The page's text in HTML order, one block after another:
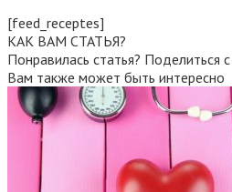
[feed_receptes]
КАК ВАМ СТАТЬЯ?
Понравилась статья? Поделиться
Вам также может быть интересно